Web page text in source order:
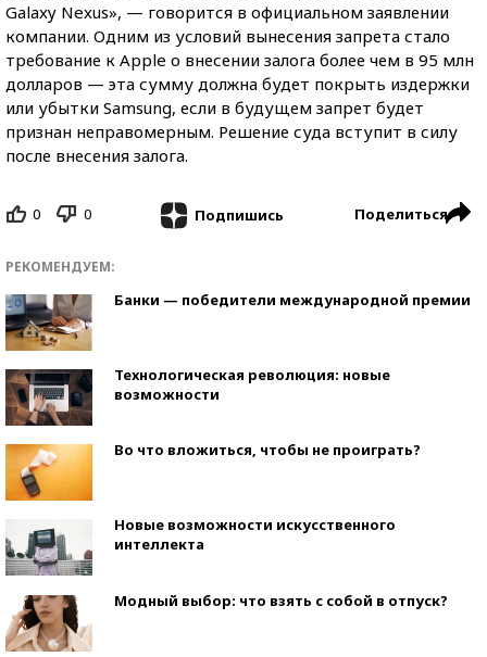
Galaxy Nexus», — говорится в официальном заявлении
компании. Одним из условий вынесения запрета стало
требование к Apple о внесении залога более чем в 95 млн
долларов — эта сумму должна будет покрыть издержки
или убытки Samsung, если в будущем запрет будет
признан неправомерным. Решение суда вступит в силу
после внесения залога.
0 0 Подпишись Поделиться
РЕКОМЕНДУЕМ:
Банки — победители международной премии
Технологическая революция: новые
возможности
Во что вложиться, чтобы не проиграть?
Новые возможности искусственного
интеллекта
Модный выбор: что взять с собой в отпуск?